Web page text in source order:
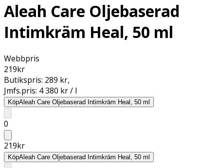
Aleah Care Oljebaserad
Intimkräm Heal, 50 ml
Webbpris
219kr
Butikspris: 289 kr,
Jmfs.pris: 4 380 kr / l
KöpAleah Care Oljebaserad Intimkräm Heal, 50 ml
0
219kr
KöpAleah Care Oljebaserad Intimkräm Heal, 50 ml